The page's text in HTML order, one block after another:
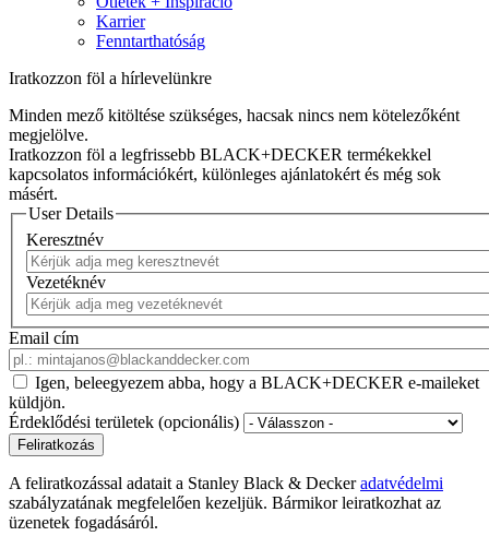
Karrier
Fenntarthatóság
Iratkozzon föl a hírlevelünkre
Minden mező kitöltése szükséges, hacsak nincs nem kötelezőként
megjelölve.
Iratkozzon föl a legfrissebb BLACK+DECKER termékekkel
kapcsolatos információkért, különleges ajánlatokért és még sok
másért.
User Details
Keresztnév
Vezetéknév
Email cím
Igen, beleegyezem abba, hogy a BLACK+DECKER e-maileket
küldjön.
Érdeklődési területek (opcionális)
A feliratkozással adatait a Stanley Black & Deckeradatvédelmi
szabályzatának megfelelően kezeljük. Bármikor leiratkozhat az
üzenetek fogadásáról.